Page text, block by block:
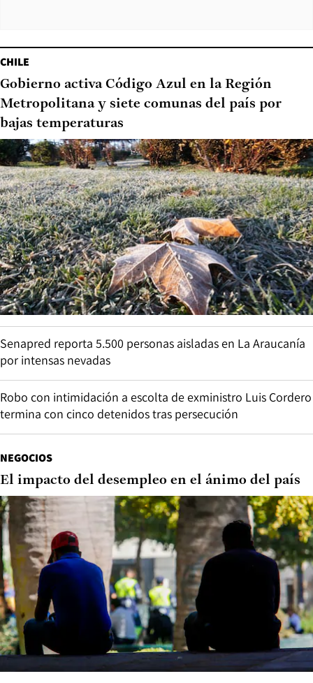
CHILE
Gobierno activa Código Azul en la Región
Metropolitana y siete comunas del país por
bajas temperaturas
Senapred reporta 5.500 personas aisladas en La Araucanía
por intensas nevadas
Robo con intimidación a escolta de exministro Luis Cordero
termina con cinco detenidos tras persecución
NEGOCIOS
El impacto del desempleo en el ánimo del país